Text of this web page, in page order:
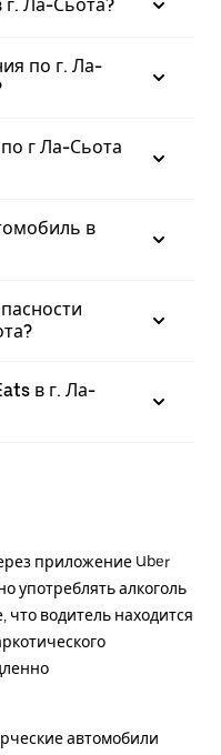
г. Ла-Сьота?
по г. Ла-
г Ла-Сьота
в
в г. Ла-
приложение Uber
употреблять алкоголь
что водитель находится
автомобили